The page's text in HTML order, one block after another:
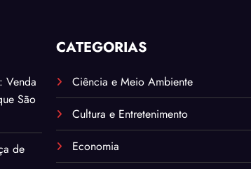
Venda
São
de
CATEGORIAS
Ciência e Meio Ambiente
Cultura e Entretenimento
Economia